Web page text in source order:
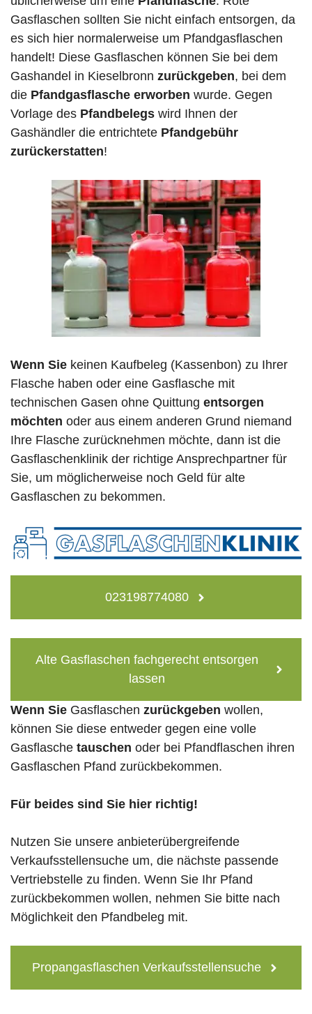
Gasflaschen sollten Sie nicht einfach entsorgen, da
es sich hier normalerweise um Pfandgasflaschen
handelt! Diese Gasflaschen können Sie bei dem
Gashandel in Kieselbronn zurückgeben, bei dem
die Pfandgasflasche erworben wurde. Gegen
Vorlage des Pfandbelegs wird Ihnen der
Gashändler die entrichtete Pfandgebühr
zurückerstatten!
Wenn Sie keinen Kaufbeleg (Kassenbon) zu Ihrer
Flasche haben oder eine Gasflasche mit
technischen Gasen ohne Quittung entsorgen
möchten oder aus einem anderen Grund niemand
Ihre Flasche zurücknehmen möchte, dann ist die
Gasflaschenklinik der richtige Ansprechpartner für
Sie, um möglicherweise noch Geld für alte
Gasflaschen zu bekommen.
023198774080
Alte Gasflaschen fachgerecht entsorgen
lassen
Wenn Sie Gasflaschen zurückgeben wollen,
können Sie diese entweder gegen eine volle
Gasflasche tauschen oder bei Pfandflaschen ihren
Gasflaschen Pfand zurückbekommen.
Für beides sind Sie hier richtig!
Nutzen Sie unsere anbieterübergreifende
Verkaufsstellensuche um, die nächste passende
Vertriebstelle zu finden. Wenn Sie Ihr Pfand
zurückbekommen wollen, nehmen Sie bitte nach
Möglichkeit den Pfandbeleg mit.
Propangasflaschen Verkaufsstellensuche